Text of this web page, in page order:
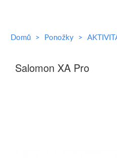
Domů Ponožky
Salomon XA Pro